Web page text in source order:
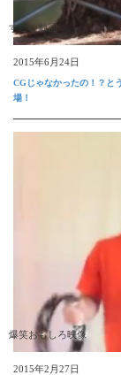
すごい動画
2015年6月24日
CGじゃなかったの！？と
場！
爆笑おもしろ映像
2015年2月27日